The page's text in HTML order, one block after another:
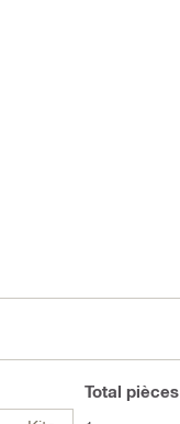
Total pièces